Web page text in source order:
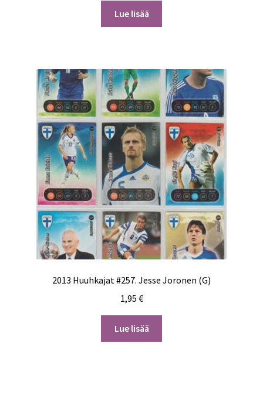
Lue lisää
2013 Huuhkajat #257. Jesse Joronen (G)
1,95 €
Lue lisää